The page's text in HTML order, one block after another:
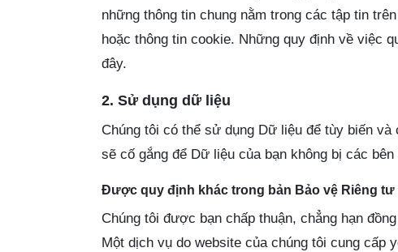
những thông tin chung nằm trong các tập tin
hoặc thông tin cookie. Những quy định về việc
đây.
2. Sử dụng dữ liệu
Chúng tôi có thể sử dụng Dữ liệu để tùy biến
sẽ cố gắng để Dữ liệu của bạn không bị các
Được quy định khác trong bản Bảo vệ Riêng tư
Chúng tôi được bạn chấp thuận, chẳng hạn
Một dịch vụ do website của chúng tôi cung